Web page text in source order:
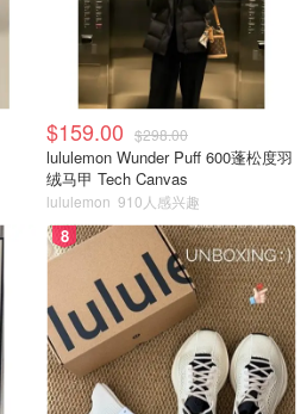
$159.00 $298.00
lululemon Wunder Puff 600蓬松度羽
绒马甲 Tech Canvas
lululemon 910人感兴趣
8